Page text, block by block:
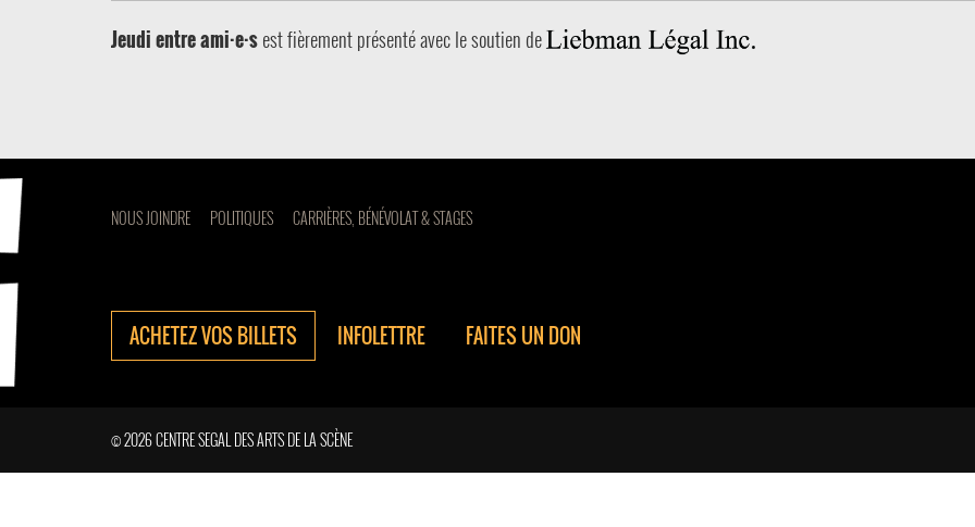
Jeudi entre ami·e·sest fièrement présenté avec le soutien de
NOUS JOINDRE POLITIQUES CARRIÈRES, BÉNÉVOLAT & STAGES
ACHETEZ VOS BILLETS INFOLETTRE FAITES UN DON
© 2026 CENTRE SEGAL DES ARTS DE LA SCÈNE